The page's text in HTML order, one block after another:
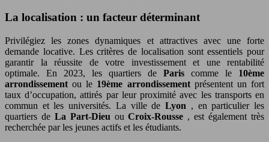
La localisation : un facteur déterminant
Privilégiez les zones dynamiques et attractives avec une forte
demande locative. Les critères de localisation sont essentiels pour
garantir la réussite de votre investissement et une rentabilité
optimale. En 2023, les quartiers de Paris comme le 10ème
arrondissementou le 19ème arrondissement présentent un fort
taux d’occupation, attirés par leur proximité avec les transports en
commun et les universités. La ville deLyon , en particulier les
quartiers de La Part-Dieu ouCroix-Rousse , est également très
recherchée par les jeunes actifs et les étudiants.